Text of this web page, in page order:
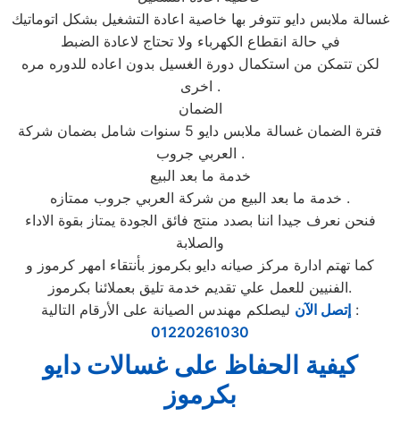
غسالة ملابس دايو تتوفر بها خاصية اعادة التشغيل بشكل اتوماتيك
في حالة انقطاع الكهرباء ولا تحتاج لاعادة الضبط
لكن تتمكن من استكمال دورة الغسيل بدون اعاده للدوره مره
اخرى .
الضمان
فترة الضمان غسالة ملابس دايو 5 سنوات شامل بضمان شركة
العربي جروب .
خدمة ما بعد البيع
خدمة ما بعد البيع من شركة العربي جروب ممتازه .
فنحن نعرف جيدا اننا بصدد منتج فائق الجودة يمتاز بقوة الاداء
والصلابة
كما تهتم ادارة مركز صيانه دايو بكرموز بأنتقاء امهر كرموز و
الفنيين للعمل علي تقديم خدمة تليق بعملائنا بكرموز.
إتصل الآن ليصلكم مهندس الصيانة على الأرقام التالية :
01220261030
كيفية الحفاظ على غسالات دايو
بكرموز